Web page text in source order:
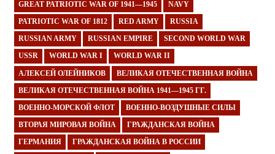
GREAT PATRIOTIC WAR OF 1941—1945 NAVY
PATRIOTIC WAR OF 1812 RED ARMY RUSSIA
RUSSIAN ARMY RUSSIAN EMPIRE SECOND WORLD WAR
USSR WORLD WAR I WORLD WAR II
АЛЕКСЕЙ ОЛЕЙНИКОВ ВЕЛИКАЯ ОТЕЧЕСТВЕННАЯ ВОЙНА
ВЕЛИКАЯ ОТЕЧЕСТВЕННАЯ ВОЙНА 1941—1945 ГГ.
ВОЕННО-МОРСКОЙ ФЛОТ ВОЕННО-ВОЗДУШНЫЕ СИЛЫ
ВТОРАЯ МИРОВАЯ ВОЙНА ГРАЖДАНСКАЯ ВОЙНА
ГЕРМАНИЯ ГРАЖДАНСКАЯ ВОЙНА В РОССИИ